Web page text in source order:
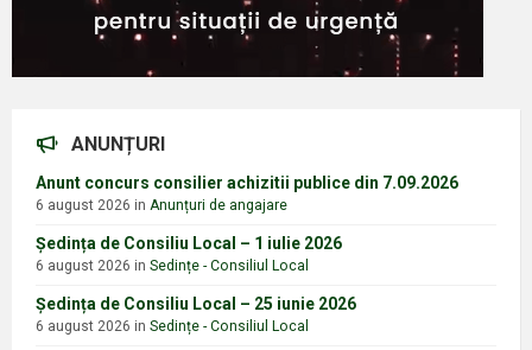
ANUNȚURI
Anunt concurs consilier achizitii publice din 7.09.2026
6 august 2026 in Anunțuri de angajare
Ședința de Consiliu Local – 1 iulie 2026
6 august 2026 in Sedințe - Consiliul Local
Ședința de Consiliu Local – 25 iunie 2026
6 august 2026 in Sedințe - Consiliul Local